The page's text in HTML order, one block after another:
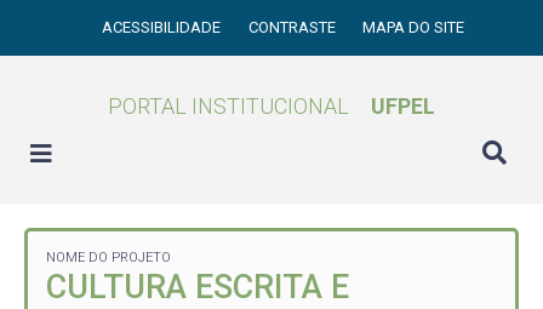
ACESSIBILIDADE CONTRASTE MAPA DO SITE
PORTAL INSTITUCIONAL UFPEL
NOME DO PROJETO
CULTURA ESCRITA E